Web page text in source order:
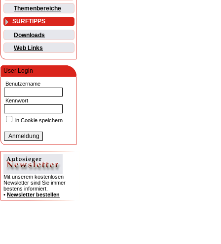
Themenbereiche
SURFTIPPS
Downloads
Web Links
User Login
Benutzername
Kennwort
in Cookie speichern
Mit unserem kostenlosen
Newsletter sind Sie immer
bestens informiert.
• Newsletter bestellen